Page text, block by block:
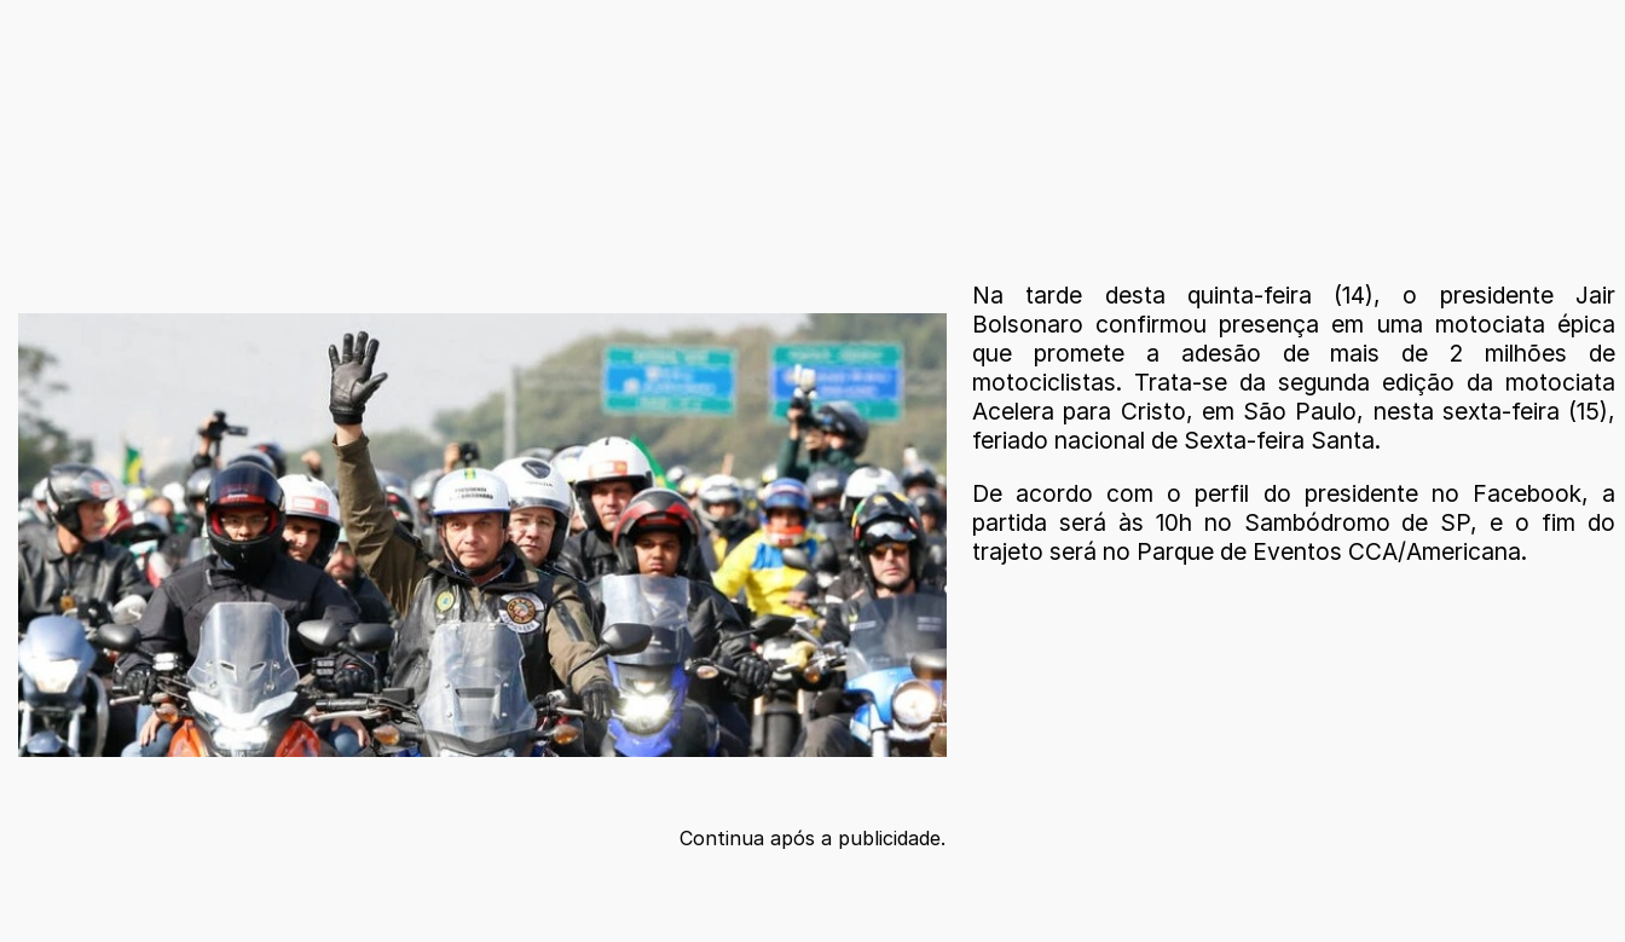
Na tarde desta quinta-feira (14), o presidente Jair
Bolsonaro confirmou presença em uma motociata épica
que promete a adesão de mais de 2 milhões de
motociclistas. Trata-se da segunda edição da motociata
Acelera para Cristo, em São Paulo, nesta sexta-feira (15),
feriado nacional de Sexta-feira Santa.
De acordo com o perfil do presidente no Facebook, a
partida será às 10h no Sambódromo de SP, e o fim do
trajeto será no Parque de Eventos CCA/Americana.
Continua após a publicidade.